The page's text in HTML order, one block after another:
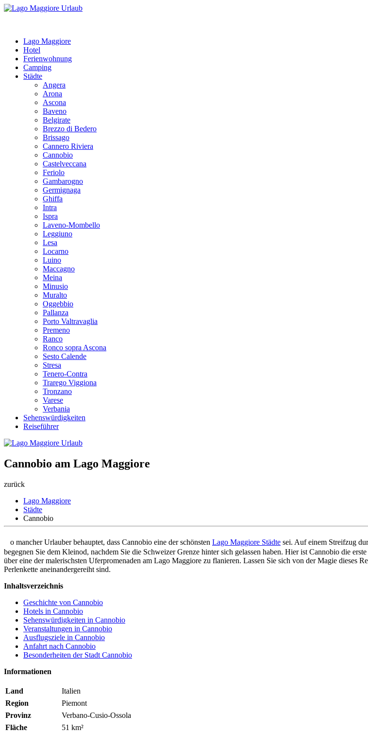
Lago Maggiore
Hotel
Ferienwohnung
Camping
Städte
Angera
Arona
Ascona
Baveno
Belgirate
Brezzo di Bedero
Brissago
Cannero Riviera
Cannobio
Castelveccana
Feriolo
Gambarogno
Germignaga
Ghiffa
Intra
Ispra
Laveno-Mombello
Leggiuno
Lesa
Locarno
Luino
Maccagno
Meina
Minusio
Muralto
Oggebbio
Pallanza
Porto Valtravaglia
Premeno
Ranco
Ronco sopra Ascona
Sesto Calende
Stresa
Tenero-Contra
Trarego Viggiona
Tronzano
Varese
Verbania
Sehenswürdigkeiten
Reiseführer
Cannobio am Lago Maggiore
zurück
Lago Maggiore
Städte
Cannobio
o mancher Urlauber behauptet, dass Cannobio eine der schönsten Lago Maggiore Städte sei. Auf einem Streifzug
begegnen Sie dem Kleinod, nachdem Sie die Schweizer Grenze hinter sich gelassen haben. Hier ist Cannobio die
über eine der malerischsten Uferpromenaden am Lago Maggiore zu flanieren. Lassen Sie sich von der Magie dieses
Perlenkette aneinandergereiht sind.
Inhaltsverzeichnis
Geschichte von Cannobio
Hotels in Cannobio
Sehenswürdigkeiten in Cannobio
Veranstaltungen in Cannobio
Ausflugsziele in Cannobio
Anfahrt nach Cannobio
Besonderheiten der Stadt Cannobio
Informationen
Land
Italien
Region
Piemont
Provinz
Verbano-Cusio-Ossola
Fläche
51 km²